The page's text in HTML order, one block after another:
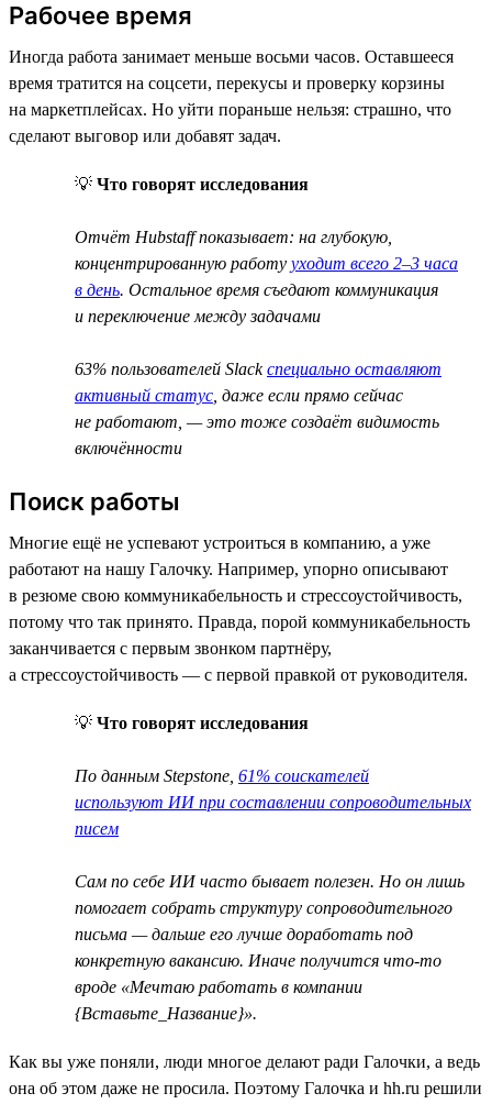
Рабочее время
Иногда работа занимает меньше восьми часов. Оставшееся
время тратится на соцсети, перекусы и проверку корзины
на маркетплейсах. Но уйти пораньше нельзя: страшно, что
сделают выговор или добавят задач.
💡 Что говорят исследования
Отчёт Hubstaff показывает: на глубокую,
концентрированную работу уходит всего 2–3 часа
в день. Остальное время съедают коммуникация
и переключение между задачами
63% пользователей Slackспециально оставляют
активный статус , даже если прямо сейчас
не работают, — это тоже создаёт видимость
включённости
Поиск работы
Многие ещё не успевают устроиться в компанию, а уже
работают на нашу Галочку. Например, упорно описывают
в резюме свою коммуникабельность и стрессоустойчивость,
потому что так принято. Правда, порой коммуникабельность
заканчивается с первым звонком партнёру,
а стрессоустойчивость — с первой правкой от руководителя.
💡 Что говорят исследования
По данным Stepstone, 61% соискателей
используют ИИ при составлении сопроводительных
писем
Сам по себе ИИ часто бывает полезен. Но он лишь
помогает собрать структуру сопроводительного
письма — дальше его лучше доработать под
конкретную вакансию. Иначе получится что-то
вроде «Мечтаю работать в компании
{Вставьте_Название}».
Как вы уже поняли, люди многое делают ради Галочки, а ведь
она об этом даже не просила. Поэтому Галочка и hh.ru решили